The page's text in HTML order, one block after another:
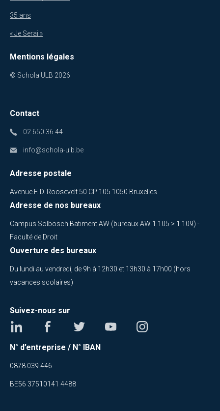
35 ans
« Je Serai »
Mentions légales
© Schola ULB 2026
Contact
02 650 36 44
info@schola-ulb.be
Adresse postale
Avenue F. D. Roosevelt 50 CP 105 1050 Bruxelles
Adresse de nos bureaux
Campus Solbosch Batiment AW (bureaux AW 1.105 > 1.109) -
Faculté de Droit
Ouverture des bureaux
Du lundi au vendredi, de 9h à 12h30 et 13h30 à 17h00 (hors
vacances scolaires)
Suivez-nous sur
N° d’entreprise / N° IBAN
0878.039.446
BE56 37510141 4488